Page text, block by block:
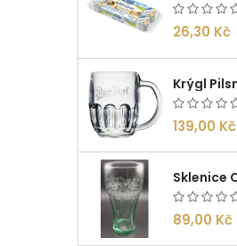
26,30 Kč
139,00 Kč
89,00 Kč